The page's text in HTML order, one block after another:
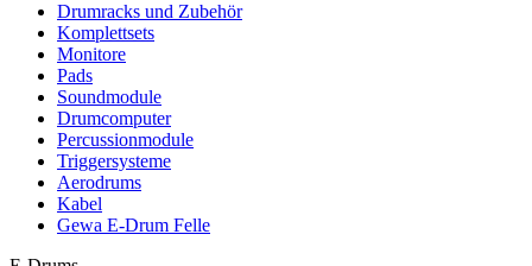
Drumracks und Zubehör
Komplettsets
Monitore
Pads
Soundmodule
Drumcomputer
Percussionmodule
Triggersysteme
Aerodrums
Kabel
Gewa E-Drum Felle